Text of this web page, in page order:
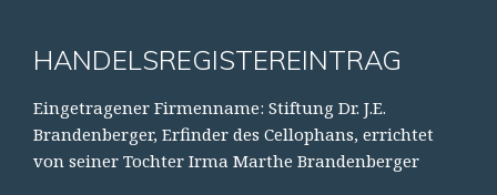
HANDELSREGISTEREINTRAG
Eingetragener Firmenname: Stiftung Dr. J.E.
Brandenberger, Erfinder des Cellophans, errichtet
von seiner Tochter Irma Marthe Brandenberger